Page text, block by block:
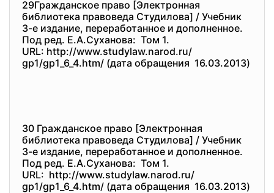
29Гражданское право [Электронная
библиотека правоведа Студилова] / Учебник
3-е издание, переработанное и дополненное.
Под ред. Е.А.Суханова: Том 1.
URL: http://www.studylaw.narod.ru/
gp1/gp1_6_4.htm/ (дата обращения 16.03.2013)
30 Гражданское право [Электронная
библиотека правоведа Студилова] / Учебник
3-е издание, переработанное и дополненное.
Под ред. Е.А.Суханова: Том 1.
URL: http://www.studylaw.narod.ru/
gp1/gp1_6_4.htm/ (дата обращения 16.03.2013)